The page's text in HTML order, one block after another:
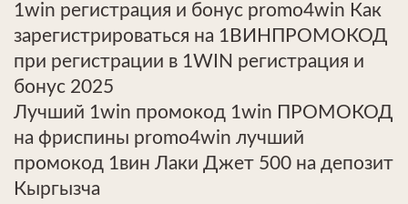
1win регистрация и бонус promo4win Как
зарегистрироваться на 1ВИНПРОМОКОД
при регистрации в 1WIN регистрация и
бонус 2025
Лучший 1win промокод 1win ПРОМОКОД
на фриспины promo4win лучший
промокод 1вин Лаки Джет 500 на депозит
Кыргызча